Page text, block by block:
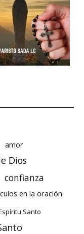
amor
Dios
confianza
en la oración
Santo